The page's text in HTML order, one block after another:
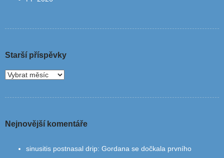
Starší příspěvky
Nejnovější komentáře
sinusitis postnasal drip: Gordana se dočkala prvního